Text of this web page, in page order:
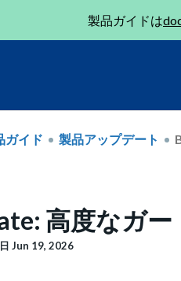
製品ガイドは
ガイド 製品アップデート
高度なガ
Jun 19, 2026